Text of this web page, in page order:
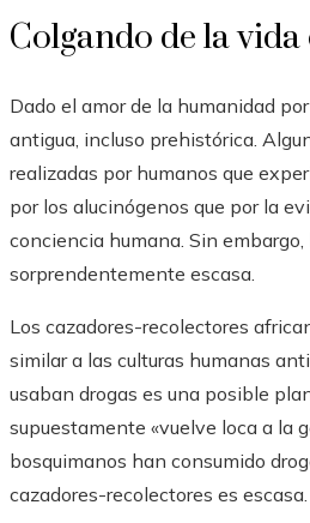
Colgando de la
Dado el amor de la humanidad
antigua, incluso prehistórica.
realizadas por humanos que
por los alucinógenos que por la
conciencia humana. Sin
sorprendentemente escasa.
Los cazadores-recolectores
similar a las culturas humanas
usaban drogas es una posible
supuestamente «vuelve loca a la
bosquimanos han consumido
cazadores-recolectores es escasa.